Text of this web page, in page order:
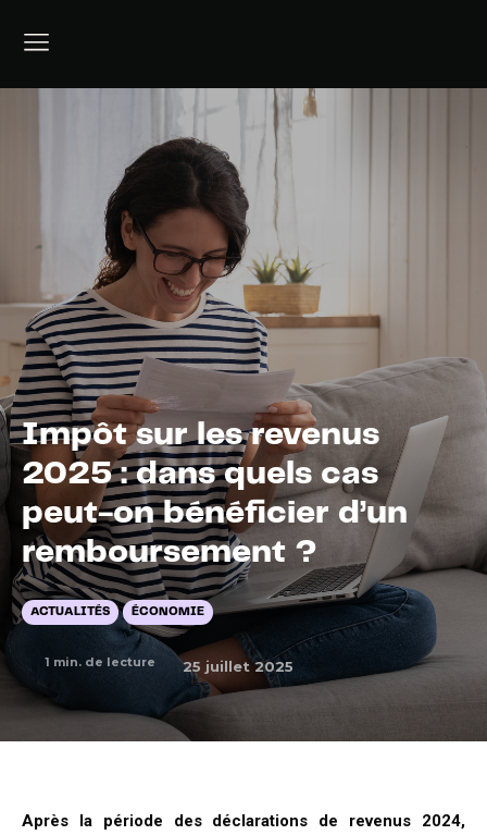
Impôt sur les revenus
2025 : dans quels cas
peut-on bénéficier d’un
remboursement ?
ACTUALITÉS ÉCONOMIE
1 min. de lecture 25 juillet 2025
Après la période des déclarations de revenus 2024,